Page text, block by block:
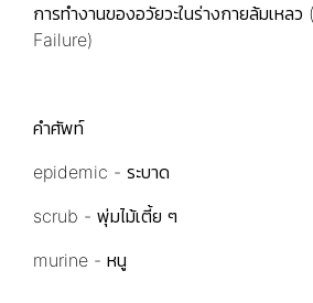
การทำงานของอวัยวะในร่างกายล้มเหล
Failure)
คำศัพท์
epidemic - ระบาด
scrub - พุ่มไม้เตี้ย ๆ
murine - หนู